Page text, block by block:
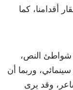
أقدامنا، كما
شواطئ النص،
سينمائي، وربما أن
وقد يرى